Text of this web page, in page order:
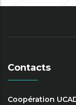
Contacts
Coopération